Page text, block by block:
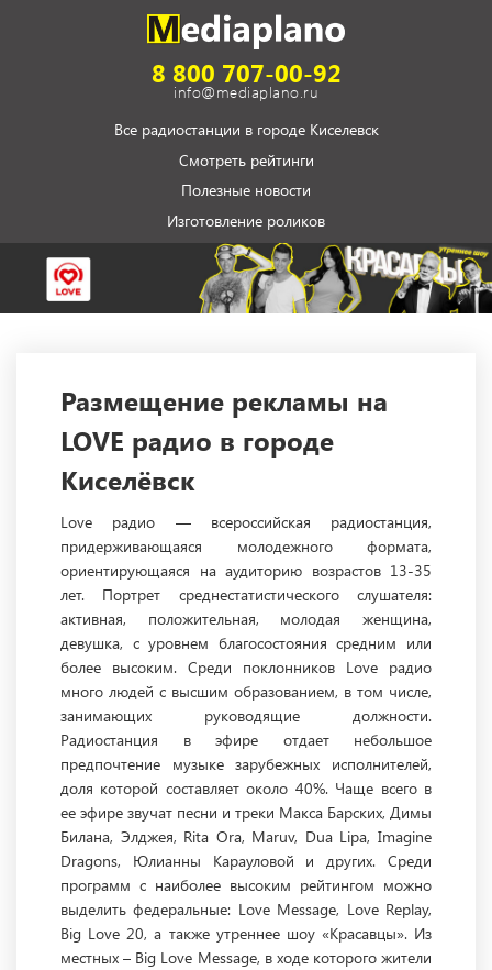
8 800 707-00-92
info@mediaplano.ru
Все радиостанции в городе Киселевск
Смотреть рейтинги
Полезные новости
Изготовление роликов
Размещение рекламы на
LOVE радио в городе
Киселёвск
Love радио — всероссийская радиостанция,
придерживающаяся молодежного формата,
ориентирующаяся на аудиторию возрастов 13-35
лет. Портрет среднестатистического слушателя:
активная, положительная, молодая женщина,
девушка, с уровнем благосостояния средним или
более высоким. Среди поклонников Love радио
много людей с высшим образованием, в том числе,
занимающих руководящие должности.
Радиостанция в эфире отдает небольшое
предпочтение музыке зарубежных исполнителей,
доля которой составляет около 40%. Чаще всего в
ее эфире звучат песни и треки Макса Барских, Димы
Билана, Элджея, Rita Ora, Maruv, Dua Lipa, Imagine
Dragons, Юлианны Карауловой и других. Среди
программ с наиболее высоким рейтингом можно
выделить федеральные: Love Message, Love Replay,
Big Love 20, а также утреннее шоу «Красавцы». Из
местных – Big Love Message, в ходе которого жители